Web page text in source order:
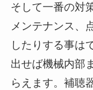
そして一番の対
メンテナンス、
したりする事は
出せば機械内部
らえます。補聴